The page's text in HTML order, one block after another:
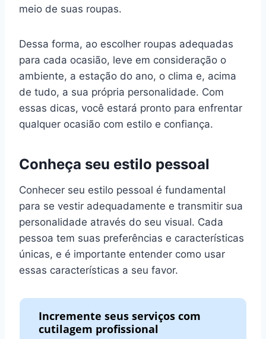
meio de suas roupas.
Dessa forma, ao escolher roupas adequadas
para cada ocasião, leve em consideração o
ambiente, a estação do ano, o clima e, acima
de tudo, a sua própria personalidade. Com
essas dicas, você estará pronto para enfrentar
qualquer ocasião com estilo e confiança.
Conheça seu estilo pessoal
Conhecer seu estilo pessoal é fundamental
para se vestir adequadamente e transmitir sua
personalidade através do seu visual. Cada
pessoa tem suas preferências e características
únicas, e é importante entender como usar
essas características a seu favor.
Incremente seus serviços com
cutilagem profissional